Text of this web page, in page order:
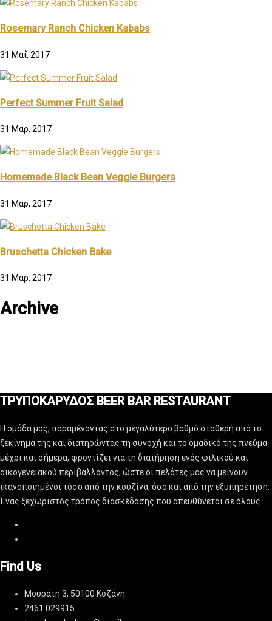
Rosemary Ranch Chicken Kababs
31 Μαΐ, 2017
Perfect Summer Fruit Salad
31 Μαρ, 2017
Homemade Black Bean Veggie Burgers
31 Μαρ, 2017
Bruschetta Chicken Bake
31 Μαρ, 2017
Archive
ΤΡΥΠΟΚΑΡΥΔΟΣ BEER BAR RESTAURANT
Η ομάδα μας, παραμένοντας στο μεγαλύτερο βαθμό σταθερή από το
ξεκίνημά της και διατηρώντας τη συνοχή και το ομαδικό της πνεύμα
μέχρι και σήμερα, φροντίζει για τη διατήρηση ενός φιλικού και
οικογενειακού περιβάλλοντος, ώστε οι πελάτες μας να μείνουν
ικανοποιημένοι τόσο από την κουζίνα, όσο και από την εξυπηρέτηση.
Ένας ξεχωριστός τρόπος διασκέδασης που απευθύνεται σε όλους
Find Us
Μουράτη 3, 50100 Κοζάνη
2461 029915